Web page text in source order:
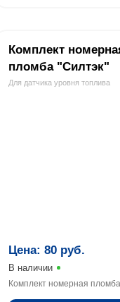
Комплект
пломба "Силтэк"
Для датчика уровня топлива
Цена: 80 руб.
В наличии
Комплект номерная